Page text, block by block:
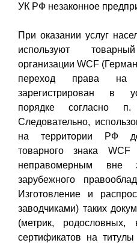
УК РФ незаконное
При оказании услуг
используют
организации WCF
переход права
зарегистрирован в
порядке
Следовательно,
на территории РФ
товарного знака
неправомерным вне
зарубежного
Изготовление и
заводчиками) таких
(метрик, родословных,
сертификатов на